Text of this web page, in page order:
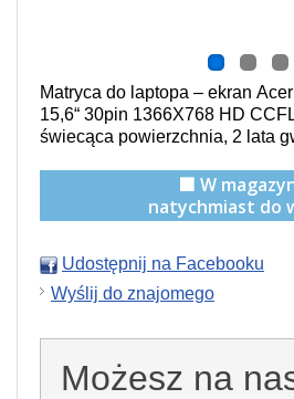
Matryca do laptopa – ekran
15,6“ 30pin 1366X768 HD
świecąca powierzchnia, 2 lata
🟩 W
natychmiast do
Udostępnij na Facebooku
Wyślij do znajomego
Możesz na